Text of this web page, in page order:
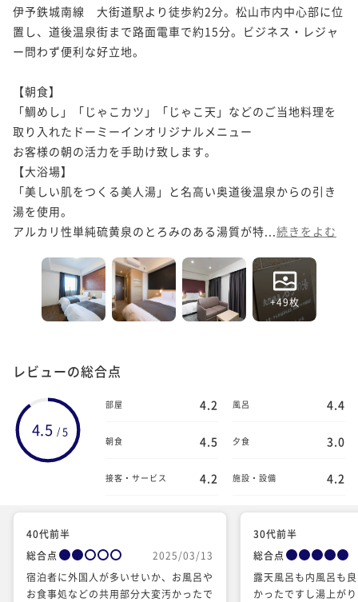
伊予鉄城南線　大街道駅より徒歩約2分。松山市内中心部に位
置し、道後温泉街まで路面電車で約15分。ビジネス・レジャ
ー問わず便利な好立地。
【朝食】
「鯛めし」「じゃこカツ」「じゃこ天」などのご当地料理を
取り入れたドーミーインオリジナルメニュー
お客様の朝の活力を手助け致します。
【大浴場】
「美しい肌をつくる美人湯」と名高い奥道後温泉からの引き
湯を使用。
アルカリ性単純硫黄泉のとろみのある湯質が特... 続きをよむ
+49枚
レビューの総合点
4.5 /5
部屋 4.2 風呂 4.4
朝食 4.5 夕食 3.0
接客・サービス 4.2 施設・設備 4.2
40代前半
総合点
2025/03/13
宿泊者に外国人が多いせいか、お風呂や
お食事処などの共用部分大変汚かったで
30代前半
総合点
露天風呂も内風呂も
かったですし湯上が